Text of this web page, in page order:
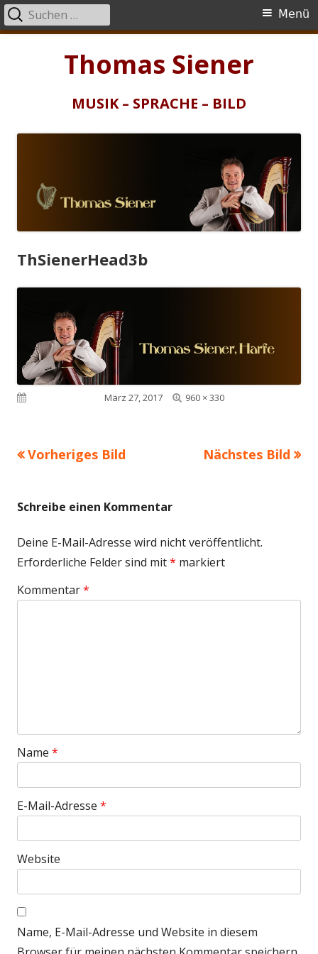
Thomas Siener
MUSIK – SPRACHE – BILD
Primäres
Menü
Suchen
nach:
ThSienerHead3b
Veröffentlicht amMärz 27, 2017
Volle
960 × 330
Vorheriges Bild Nächstes Bild
Schreibe einen Kommentar
Deine E-Mail-Adresse wird nicht veröffentlicht.
Erforderliche Felder sind mit* markiert
Kommentar*
Name *
E-Mail-Adresse *
Website
Name, E-Mail-Adresse und Website in diesem